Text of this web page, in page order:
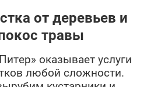
от деревьев и
травы
оказывает услуги
любой сложности.